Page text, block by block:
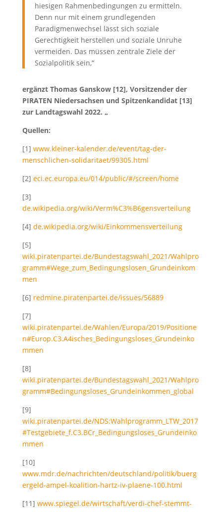
hiesigen Rahmenbedingungen zu ermitteln.
Denn nur mit einem grundlegenden
Paradigmenwechsel lässt sich soziale
Gerechtigkeit herstellen und soziale Unruhe
vermeiden. Das müssen zentrale Ziele der
Sozialpolitik sein,“
ergänzt Thomas Ganskow [12], Vorsitzender der
PIRATEN Niedersachsen und Spitzenkandidat [13]
zur Landtagswahl 2022. „
Quellen:
[1] www.kleiner-kalender.de/event/tag-der-
menschlichen-solidaritaet/99305.html
[2] eci.ec.europa.eu/014/public/#/screen/home
[3]
de.wikipedia.org/wiki/Verm%C3%B6gensverteilung
[4] de.wikipedia.org/wiki/Einkommensverteilung
[5]
wiki.piratenpartei.de/Bundestagswahl_2021/Wahlpro
gramm#Wege_zum_Bedingungslosen_Grundeinkom
men
[6] redmine.piratenpartei.de/issues/56889
[7]
wiki.piratenpartei.de/Wahlen/Europa/2019/Positione
n#Europ.C3.A4isches_Bedingungsloses_Grundeinko
mmen
[8]
wiki.piratenpartei.de/Bundestagswahl_2021/Wahlpro
gramm#Bedingungsloses_Grundeinkommen_global
[9]
wiki.piratenpartei.de/NDS:Wahlprogramm_LTW_2017
#Testgebiete_f.C3.BCr_Bedingungsloses_Grundeinko
mmen
[10]
www.mdr.de/nachrichten/deutschland/politik/buerg
ergeld-ampel-koalition-hartz-iv-plaene-100.html
[11] www.spiegel.de/wirtschaft/verdi-chef-stemmt-